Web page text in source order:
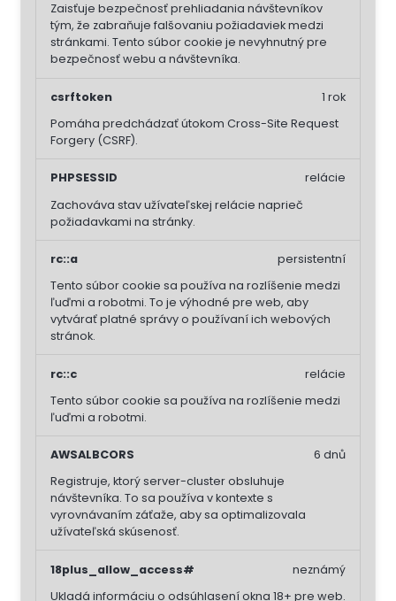
Zaisťuje bezpečnosť prehliadania návštevníkov
tým, že zabraňuje falšovaniu požiadaviek medzi
stránkami. Tento súbor cookie je nevyhnutný pre
bezpečnosť webu a návštevníka.
csrftoken
Pomáha predchádzať útokom Cross-Site Request
Forgery (CSRF).
1 rok
PHPSESSID
Zachováva stav užívateľskej relácie naprieč
požiadavkami na stránky.
relácie
rc::a
Tento súbor cookie sa používa na rozlíšenie medzi
ľuďmi a robotmi. To je výhodné pre web, aby
vytvárať platné správy o používaní ich webových
stránok.
persistentní
rc::c
Tento súbor cookie sa používa na rozlíšenie medzi
ľuďmi a robotmi.
relácie
AWSALBCORS
Registruje, ktorý server-cluster obsluhuje
návštevníka. To sa používa v kontexte s
vyrovnávaním záťaže, aby sa optimalizovala
užívateľská skúsenosť.
6 dnů
18plus_allow_access#
Ukladá informáciu o odsúhlasení okna 18+ pre web.
neznámý